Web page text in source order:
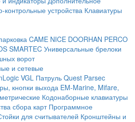
контрольные устройства Клавиатуры
CAME NICE DOORHAN PERCO
SMARTEC Универсальные брелоки
ворот
и сетевые
VGL Патруль Quest Parsec
кнопки выхода EM-Marine, Mifare,
Кодонаборные клавиатуры
сбора карт Программное
для считывателей Кронштейны и